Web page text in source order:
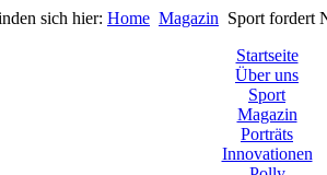
sich hier: Home Magazin Sport fordert
Startseite
Über uns
Sport
Magazin
Porträts
Innovationen